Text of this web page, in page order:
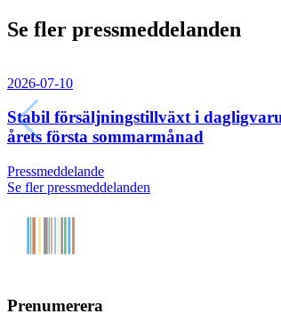
Se fler pressmeddelanden
2026-07-10
Stabil försäljningstillväxt i
årets första sommarmånad
Pressmeddelande
Se fler pressmeddelanden
Prenumerera